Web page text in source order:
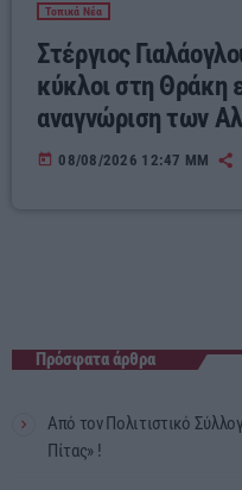
Τοπικά Νέα
Στέργιος
κύκλοι στη Θράκη
αναγνώριση των
today 08/08/2026 12:47 ΜΜ
Πρόσφατα άρθρα
Από τον Πολιτιστικό
Πίτας» !